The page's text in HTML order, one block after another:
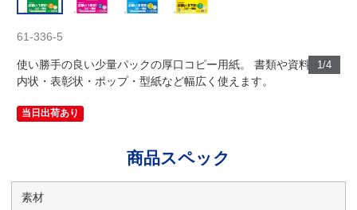
1/4
61-336-5
使い勝手の良い少量パックの厚口コピー用紙。 書類や資料・案
内状・表彰状・ポップ・型紙など幅広く使えます。
当日出荷あり
商品スペック
素材